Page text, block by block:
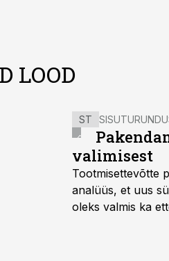
LOOD
ST
valimisest
Tootmisettevõtte
analüüs, et uus
oleks valmis ka